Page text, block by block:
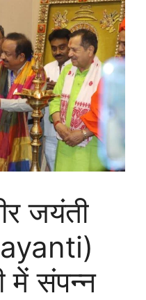
जयंती
में संपन्न